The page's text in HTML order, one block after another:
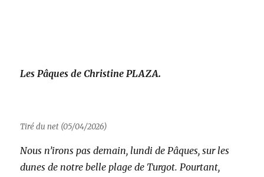
Les Pâques de Christine PLAZA.
Tiré du net (05/04/2026)
Nous n’irons pas demain, lundi de Pâques, sur les
dunes de notre belle plage de Turgot. Pourtant,